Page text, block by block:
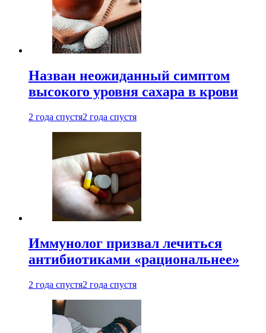
Назван неожиданный симптом
высокого уровня сахара в крови
2 года спустя2 года спустя
Иммунолог призвал лечиться
антибиотиками «рациональнее»
2 года спустя2 года спустя